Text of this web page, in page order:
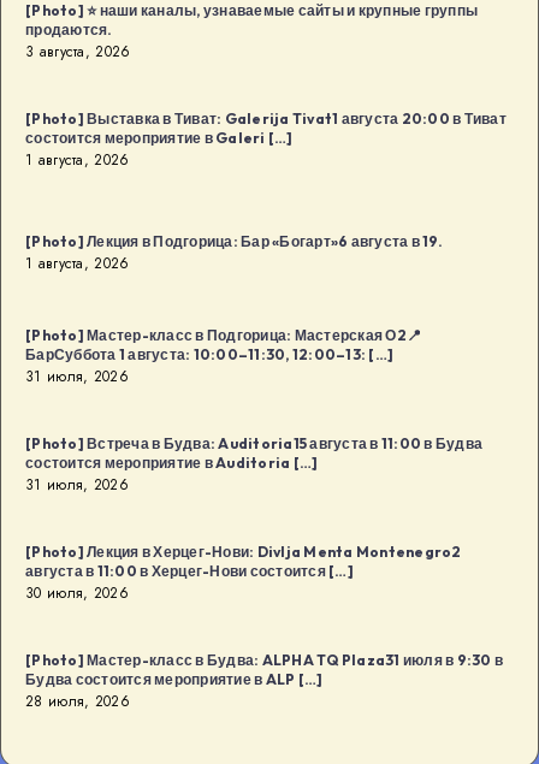
[Photo] ⭐️ наши каналы, узнаваемые сайты и крупные группы
продаются.
3 августа, 2026
[Photo] Выставка в Тиват: Galerija Tivat1 августа 20:00 в Тиват
состоится мероприятие в Galeri […]
1 августа, 2026
[Photo] Лекция в Подгорица: Бар «Богарт»6 августа в 19.
1 августа, 2026
[Photo] Мастер-класс в Подгорица: Мастерская О2📍
БарСуббота 1 августа: 10:00–11:30, 12:00–13: […]
31 июля, 2026
[Photo] Встреча в Будва: Auditoria15 августа в 11:00 в Будва
состоится мероприятие в Auditoria […]
31 июля, 2026
[Photo] Лекция в Херцег-Нови: Divlja Menta Montenegro2
августа в 11:00 в Херцег-Нови состоится […]
30 июля, 2026
[Photo] Мастер-класс в Будва: ALPHA TQ Plaza31 июля в 9:30 в
Будва состоится мероприятие в ALP […]
28 июля, 2026